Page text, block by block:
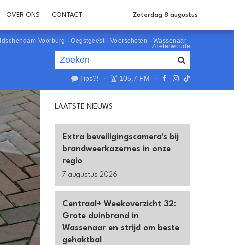
OVER ONS CONTACT Zaterdag 8 augustus
Voorburg · Oegstgeest· Voorschoten · Wassenaar ·
Zoeterwoude
Tips?! · 105.7 FM ·
LAATSTE NIEUWS
Extra beveiligingscamera's bij
brandweerkazernes in onze
regio
7 augustus 2026
Centraal+ Weekoverzicht 32:
Grote duinbrand in
Wassenaar en strijd om beste
gehaktbal